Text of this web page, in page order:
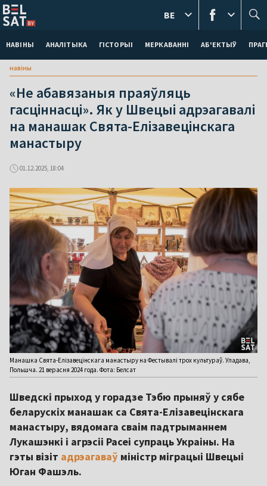
НАВІНЫ АНАЛІТЫКА ГІСТОРЫІ МЕРКАВАННI АБ'ЕКТЫЎ
BE
навіны
«Не абавязаныя праяўляць
гасціннасці». Як у Швецыі адрэагавалі
на манашак Свята-Елізавецінскага
манастыру
01.12.2025, 18:04
Манашка Свята-Елізавецінскага манастыру на Фестывалі трох культураў. Уладава,
Польшча. 21 верасня 2024 года. Фота: Белсат
Шведскі прыход у горадзе Тэбю прыняў у сябе
беларускіх манашак са Свята-Елізавецінскага
манастыру, вядомага сваім падтрыманнем
Лукашэнкі і агрэсіі Расеі супраць Украіны. На
гэты візіт адрэагаваў міністр міграцыі Швецыі
Юган Фашэль.